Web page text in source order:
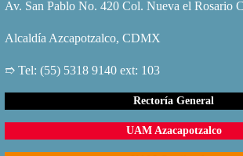
Av. San Pablo No. 420 Col. Nueva el Rosario
Alcaldía Azcapotzalco, CDMX
➱ Tel: (55) 5318 9140 ext: 103
Rectoría General
UAM Azacapotzalco